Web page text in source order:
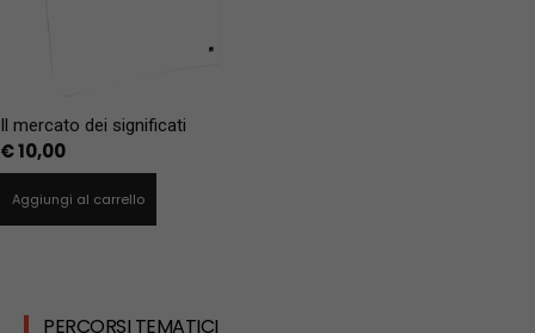
Il mercato dei significati
€10,00
Aggiungi al carrello
PERCORSI TEMATICI